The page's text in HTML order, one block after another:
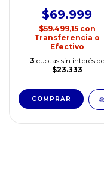
$69.999
$59.499,15 con
Transferencia o
Efectivo
3 cuotas sin interés de
$23.333